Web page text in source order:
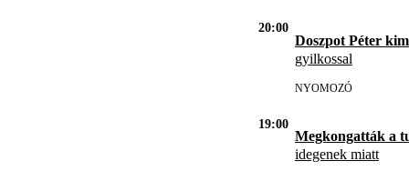
20:00
Doszpot Péter
gyilkossal
NYOMOZÓ
19:00
Megkongatták a
idegenek miatt